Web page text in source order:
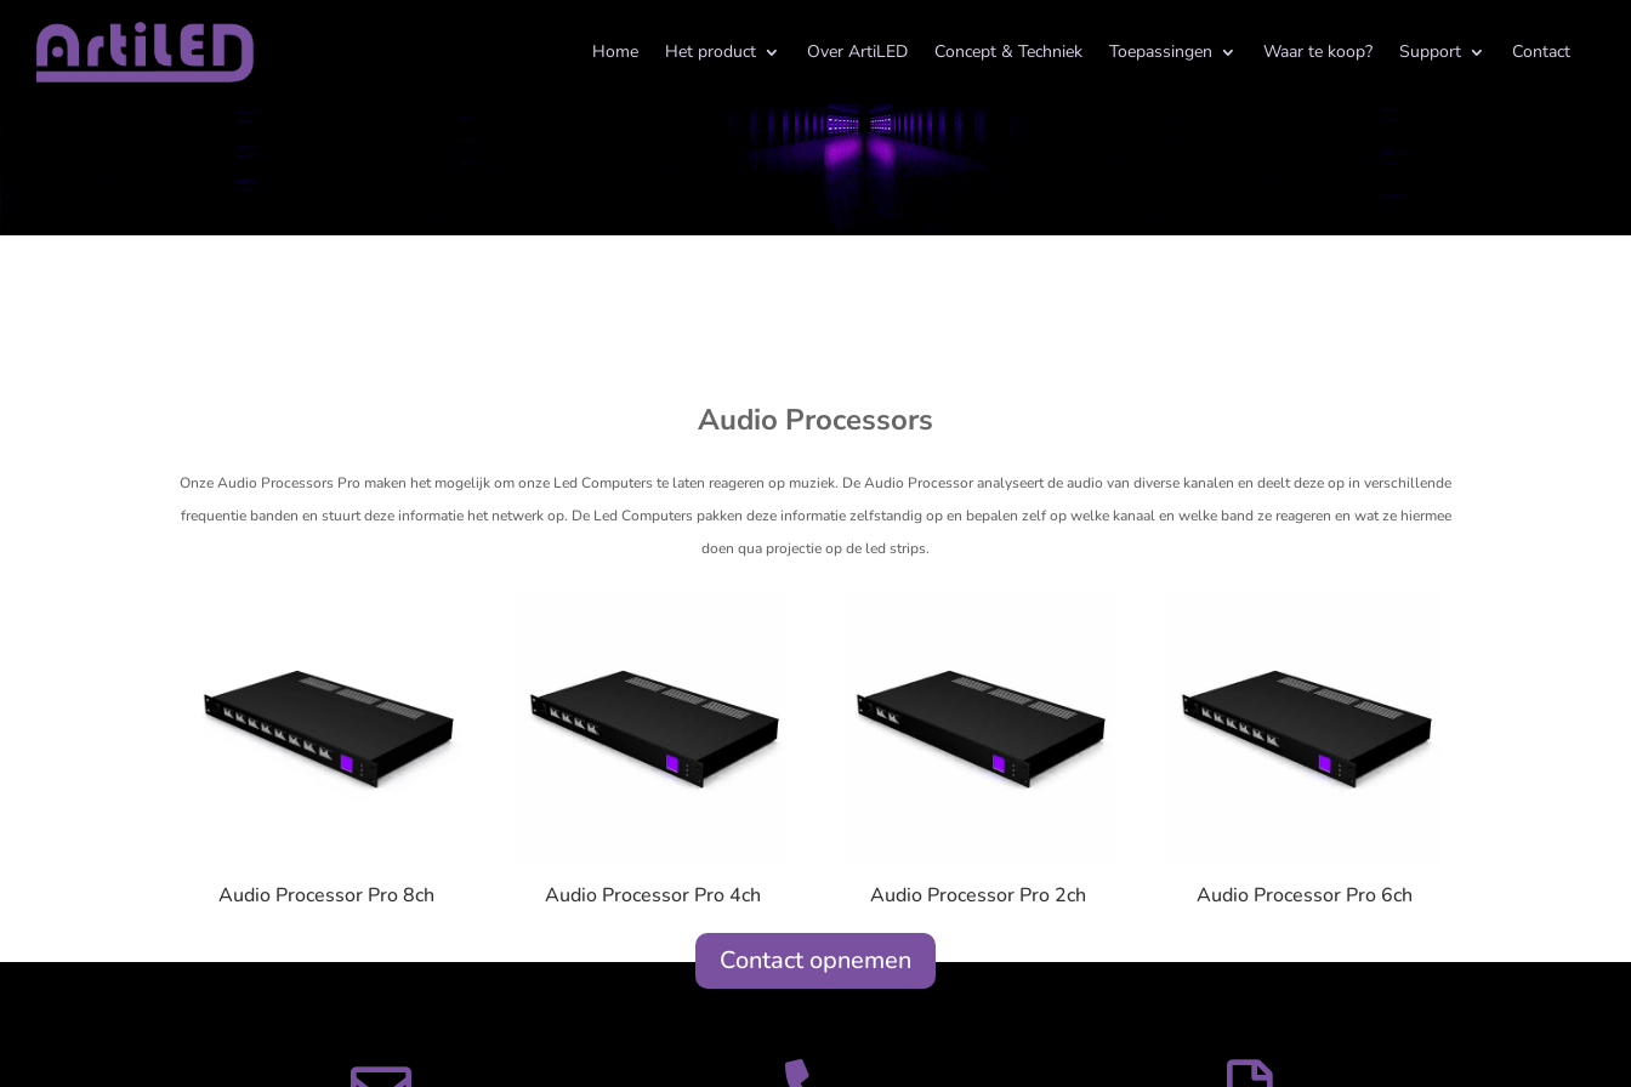
Home Het product Over ArtiLED Concept & Techniek Toepassingen Waar te koop? Support Contact
Audio Processors
Onze Audio Processors Pro maken het mogelijk om onze Led Computers te laten reageren op muziek. De Audio Processor analyseert de audio van diverse kanalen en deelt deze op in verschillende
frequentie banden en stuurt deze informatie het netwerk op. De Led Computers pakken deze informatie zelfstandig op en bepalen zelf op welke kanaal en welke band ze reageren en wat ze hiermee
doen qua projectie op de led strips.
Audio Processor Pro 8ch Audio Processor Pro 6ch
Audio Processor Pro 4ch Audio Processor Pro 2ch
Contact opnemen